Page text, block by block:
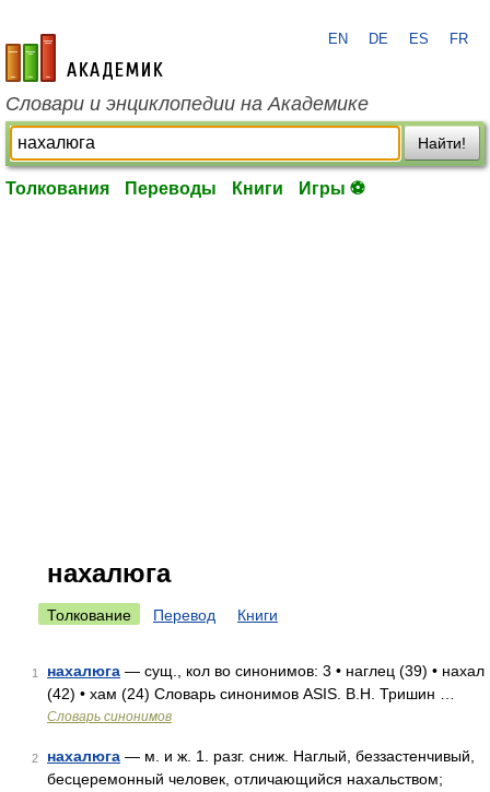
academic.ru
EN DE ES FR
Словари и энциклопедии на Академике
Найти!
Толкования Переводы Книги Игры ⚽
нахалюга
Толкование Перевод Книги
1 нахалюга — сущ., кол во синонимов: 3 • наглец (39) • нахал
(42) • хам (24) Словарь синонимов ASIS. В.Н. Тришин …
Словарь синонимов
2 нахалюга — м. и ж. 1. разг. сниж. Наглый, беззастенчивый,
бесцеремонный человек, отличающийся нахальством;